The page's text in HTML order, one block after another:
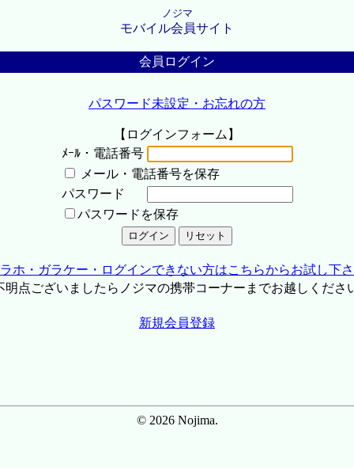
ノジマ
モバイル会員サイト
会員ログイン
パスワード未設定・お忘れの方
【ログインフォーム】
ﾒｰﾙ・電話番号
メール・電話番号を保存
パスワード
パスワードを保存
ホ・ガラケー・ログインできない方はこちらからお試し下
点ございましたらノジマの携帯コーナーまでお越しくださ
新規会員登録
© 2026 Nojima.